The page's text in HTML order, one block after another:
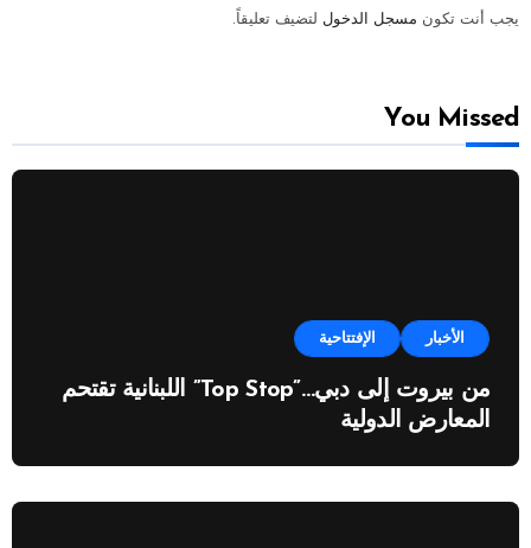
يجب أنت تكون مسجل الدخول لتضيف تعليقاً.
You Missed
الأخبار الإفتتاحية
من بيروت إلى دبي…”Top Stop” اللبنانية تقتحم
المعارض الدولية